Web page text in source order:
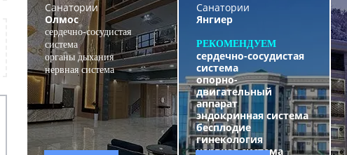
Санатории
Олмос
сердечно-сосудистая
система
органы дыхания
нервная система
Санатории
Янгиер
РЕКОМЕНДУЕМ
сердечно-сосудистая
система
опорно-
двигательный
аппарат
эндокринная система
бесплодие
гинекология
нервная система